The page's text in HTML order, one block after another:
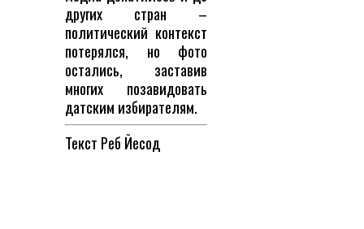
других стран –
политический контекст
потерялся, но фото
остались, заставив
многих позавидовать
датским избирателям.
Текст Реб Йесод